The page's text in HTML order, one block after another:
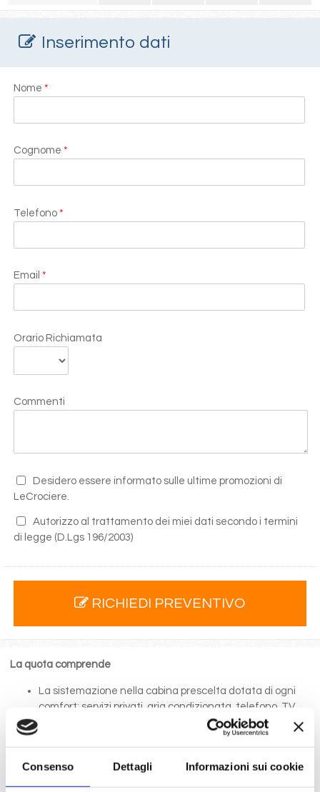
Consenso Dettagli Informazioni sui cookie
Inserimento dati
Nome *
Cognome *
Telefono *
Email *
Orario Richiamata
Commenti
Desidero essere informato sulle ultime promozioni di
LeCrociere.
Autorizzo al trattamento dei miei dati secondo i termini
di legge (D.Lgs 196/2003)
RICHIEDI PREVENTIVO
La quota comprende
La sistemazione nella cabina prescelta dotata di ogni
comfort: servizi privati, aria condizionata, telefono, TV
pranzo, cena a buffet o nei ristoranti principali ).
Bevande a dispenser, serata di Gala con menù